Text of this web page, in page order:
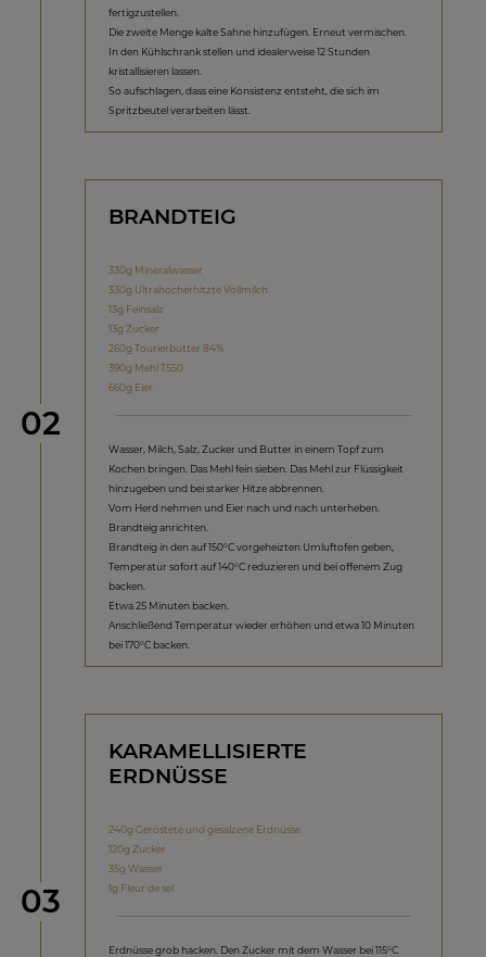
fertigzustellen.
Die zweite Menge kalte Sahne hinzufügen. Erneut vermischen.
In den Kühlschrank stellen und idealerweise 12 Stunden
kristallisieren lassen.
So aufschlagen, dass eine Konsistenz entsteht, die sich im
Spritzbeutel verarbeiten lässt.
Schritt
02
BRANDTEIG
330g Mineralwasser
330g Ultrahocherhitzte Vollmilch
13g Feinsalz
13g Zucker
260g Tourierbutter 84%
390g Mehl T550
660g Eier
Wasser, Milch, Salz, Zucker und Butter in einem Topf zum
Kochen bringen. Das Mehl fein sieben. Das Mehl zur Flüssigkeit
hinzugeben und bei starker Hitze abbrennen.
Vom Herd nehmen und Eier nach und nach unterheben.
Brandteig anrichten.
Brandteig in den auf 150°C vorgeheizten Umluftofen geben,
Temperatur sofort auf 140°C reduzieren und bei offenem Zug
backen.
Etwa 25 Minuten backen.
Anschließend Temperatur wieder erhöhen und etwa 10 Minuten
bei 170°C backen.
Schritt
03
KARAMELLISIERTE
ERDNÜSSE
240g Geröstete und gesalzene Erdnüsse
120g Zucker
35g Wasser
1g Fleur de sel
Erdnüsse grob hacken. Den Zucker mit dem Wasser bei 115°C